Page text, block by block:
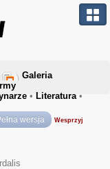
Galeria
• Literatura•
wersja Wesprzyj